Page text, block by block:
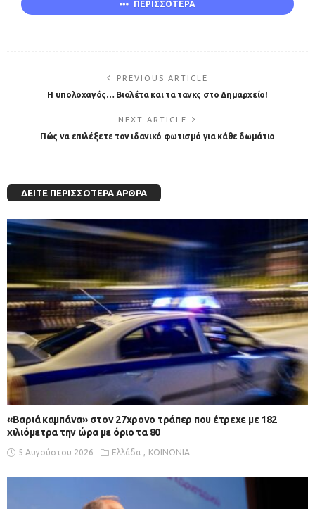
ΠΕΡΙΣΣΟΤΕΡΑ
PREVIOUS ARTICLE
Η υπολοχαγός… Βιολέτα και τα τανκς στο Δημαρχείο!
NEXT ARTICLE
Πώς να επιλέξετε τον ιδανικό φωτισμό για κάθε δωμάτιο
ΔΕΊΤΕ ΠΕΡΙΣΣΌΤΕΡΑ ΆΡΘΡΑ
«Βαριά καμπάνα» στον 27χρονο τράπερ που έτρεχε με 182
χιλιόμετρα την ώρα με όριο τα 80
5 Αυγούστου 2026 Ελλάδα ΚΟΙΝΩΝΙΑ